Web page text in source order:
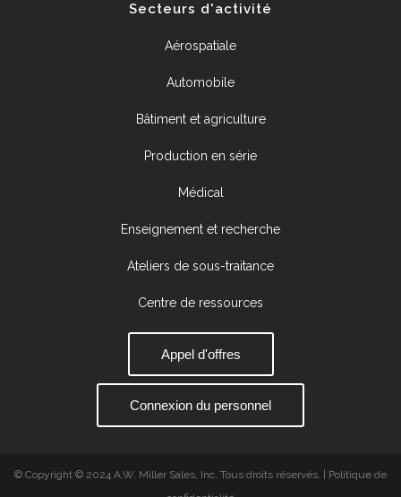
Secteurs d'activité
Aérospatiale
Automobile
Bâtiment et agriculture
Production en série
Médical
Enseignement et recherche
Ateliers de sous-traitance
Centre de ressources
Appel d'offres
Connexion du personnel
© Copyright © 2024 A.W. Miller Sales, Inc. Tous droits réservés. | Politique de